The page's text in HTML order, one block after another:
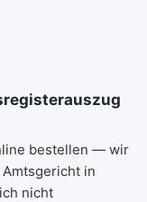
bestellen — wir
in
nicht